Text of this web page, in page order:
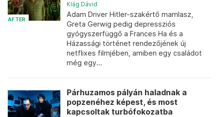
AFTER
Klág Dávid
Adam Driver Hitler-szakértő mamlasz,
Greta Gerwig pedig depressziós
gyógyszerfüggő a Frances Ha és a
Házassági történet rendezőjének új
netflixes filmjében, amiben egy családot
még egy...
Párhuzamos pályán haladnak a
popzenéhez képest, és most
kapcsoltak turbófokozatba